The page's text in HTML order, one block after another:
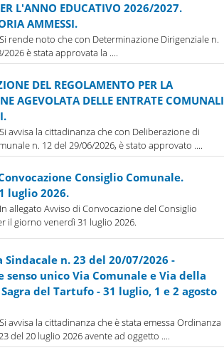
L'ANNO EDUCATIVO 2026/2027.
AMMESSI.
rende noto che con Determinazione Dirigenziale n.
2026 è stata approvata la ....
DEL REGOLAMENTO PER LA
AGEVOLATA DELLE ENTRATE COMUNALI
avvisa la cittadinanza che con Deliberazione di
n. 12 del 29/06/2026, è stato approvato ....
Consiglio Comunale.
luglio 2026.
allegato Avviso di Convocazione del Consiglio
il giorno venerdì 31 luglio 2026.
Sindacale n. 23 del 20/07/2026 -
senso unico Via Comunale e Via della
del Tartufo - 31 luglio, 1 e 2 agosto
avvisa la cittadinanza che è stata emessa Ordinanza
del 20 luglio 2026 avente ad oggetto ....